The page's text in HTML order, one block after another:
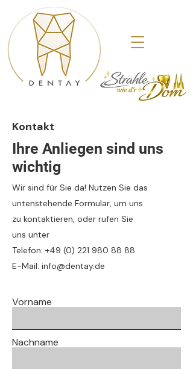
Kontakt
Ihre Anliegen sind uns
wichtig
Wir sind für Sie da! Nutzen Sie das
untenstehende Formular, um uns
zu kontaktieren, oder rufen Sie
uns unter
Telefon: +49 (0) 221 980 88 88
E-Mail: info@dentay.de
Vorname
Nachname